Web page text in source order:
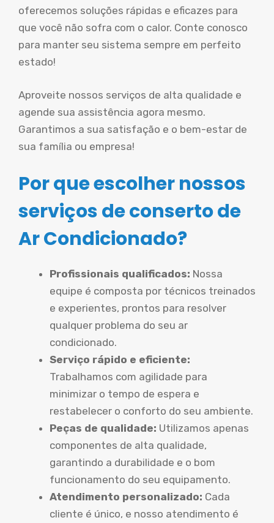
oferecemos soluções rápidas e eficazes para
que você não sofra com o calor. Conte conosco
para manter seu sistema sempre em perfeito
estado!
Aproveite nossos serviços de alta qualidade e
agende sua assistência agora mesmo.
Garantimos a sua satisfação e o bem-estar de
sua família ou empresa!
Por que escolher nossos
serviços de conserto de
Ar Condicionado?
Profissionais qualificados: Nossa
equipe é composta por técnicos treinados
e experientes, prontos para resolver
qualquer problema do seu ar
condicionado.
Serviço rápido e eficiente:
Trabalhamos com agilidade para
minimizar o tempo de espera e
restabelecer o conforto do seu ambiente.
Peças de qualidade: Utilizamos apenas
componentes de alta qualidade,
garantindo a durabilidade e o bom
funcionamento do seu equipamento.
Atendimento personalizado: Cada
cliente é único, e nosso atendimento é